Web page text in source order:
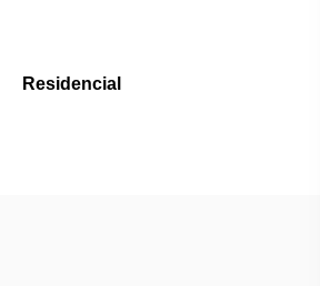
Residencial